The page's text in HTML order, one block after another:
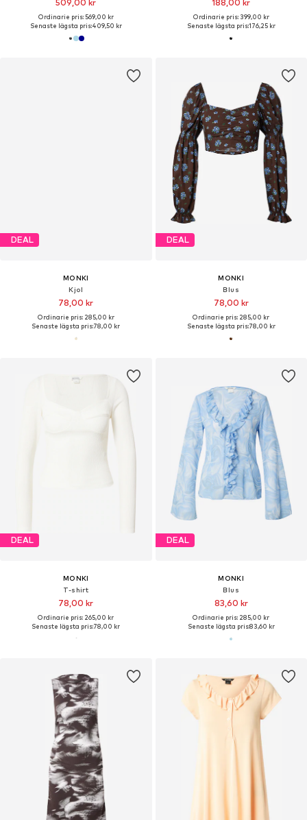
509,00 kr
Ordinarie pris: 569,00 kr
Senaste lägsta pris:409,50 kr
188,00 kr
Ordinarie pris: 399,00 kr
Senaste lägsta pris:176,25 kr
DEAL
MONKI
Kjol
78,00 kr
Ordinarie pris: 285,00 kr
Senaste lägsta pris:78,00 kr
DEAL
MONKI
Blus
78,00 kr
Ordinarie pris: 285,00 kr
Senaste lägsta pris:78,00 kr
DEAL
MONKI
T-shirt
78,00 kr
Ordinarie pris: 265,00 kr
Senaste lägsta pris:78,00 kr
DEAL
MONKI
Blus
83,60 kr
Ordinarie pris: 285,00 kr
Senaste lägsta pris:83,60 kr